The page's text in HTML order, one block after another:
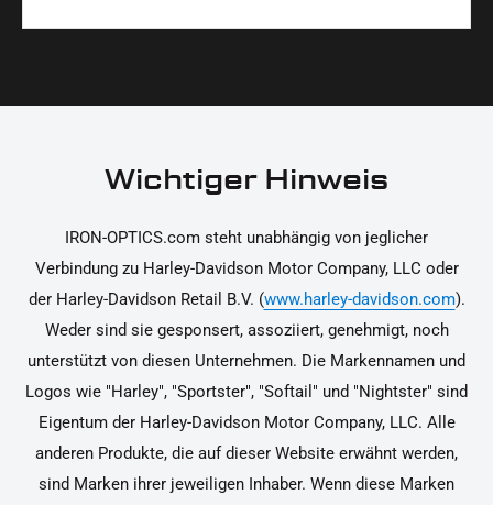
korrekt an deinem Motorrad zu installieren.
Ja, du kannst die Teile innerhalb von 14 Tagen
Rücksendung findest du in unseren
Wichtiger Hinweis
IRON-OPTICS.com steht unabhängig von jeglicher
Verbindung zu Harley-Davidson Motor Company, LLC oder
der Harley-Davidson Retail B.V. (www.harley-davidson.com).
Weder sind sie gesponsert, assoziiert, genehmigt, noch
unterstützt von diesen Unternehmen. Die Markennamen und
Logos wie "Harley", "Sportster", "Softail" und "Nightster" sind
Eigentum der Harley-Davidson Motor Company, LLC. Alle
anderen Produkte, die auf dieser Website erwähnt werden,
sind Marken ihrer jeweiligen Inhaber. Wenn diese Marken